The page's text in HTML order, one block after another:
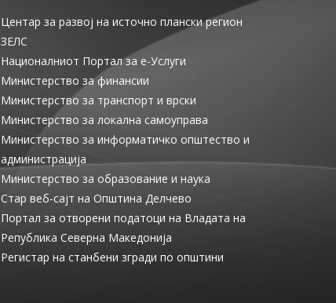
Центар за развој на источно плански регион
ЗЕЛС
Националниот Портал за е-Услуги
Министерство за финансии
Министерство за транспорт и врски
Министерство за локална самоуправа
Министерство за информатичко општество и
администрација
Министерство за образование и наука
Стар веб-сајт на Општина Делчево
Портал за отворени податоци на Владата на
Република Северна Македонија
Регистар на станбени згради по општини